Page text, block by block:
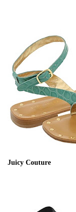
Juicy Couture